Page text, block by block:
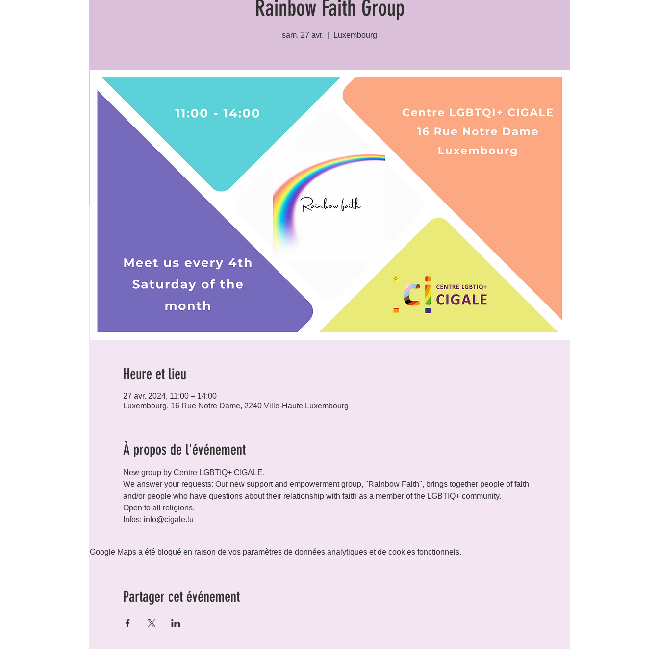
Rainbow Faith Group
sam. 27 avr. Luxembourg
Heure et lieu
27 avr. 2024, 11:00 – 14:00
Luxembourg, 16 Rue Notre Dame, 2240 Ville-Haute Luxembourg
À propos de l'événement
New group by Centre LGBTIQ+ CIGALE.
We answer your requests: Our new support and empowerment group, "Rainbow Faith", brings together people of faith
and/or people who have questions about their relationship with faith as a member of the LGBTIQ+ community.
Open to all religions.
Infos: info@cigale.lu
Google Maps a été bloqué en raison de vos paramètres de données analytiques et de cookies fonctionnels.
Partager cet événement